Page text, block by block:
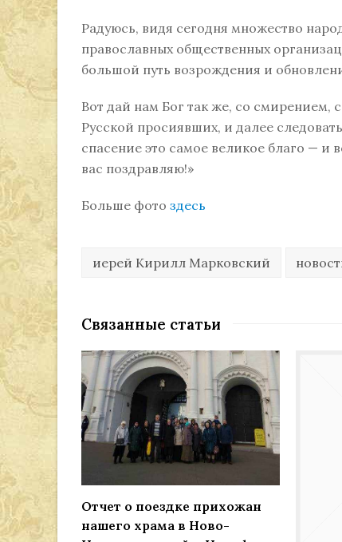
Радуюсь, видя сегодня множество
православных общественных
большой путь возрождения и
Вот дай нам Бог так же, со смирением,
Русской просиявших, и далее
спасение это самое великое благо — и
вас поздравляю!»
Больше фото здесь
иерей Кирилл Марковский
Связанные статьи
Отчет о поездке прихожан
нашего храма в Ново-